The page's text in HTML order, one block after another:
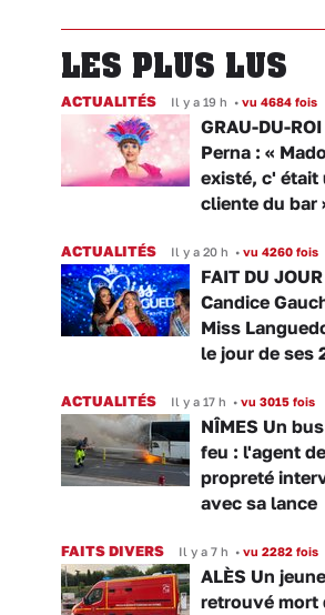
LES PLUS LUS
ACTUALITÉS Il y a 19 h • vu 4684 fois
GRAU-DU-
Perna : «
existé, c' était
cliente du bar
ACTUALITÉS Il y a 20 h • vu 4260 fois
FAIT DU JOUR
Candice
Miss
le jour de ses
ACTUALITÉS Il y a 17 h • vu 3015 fois
NÎMES Un
feu : l'agent de
propreté
avec sa lance
FAITS DIVERS Il y a 7 h • vu 2282 fois
ALÈS Un
retrouvé mort